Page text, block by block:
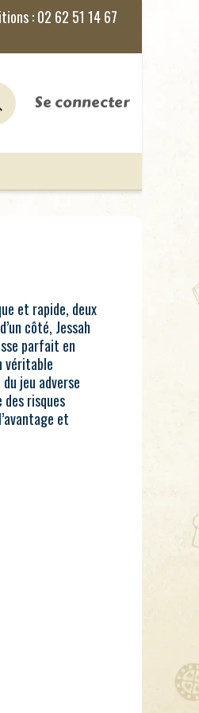
Se connecter
et rapide, deux
côté, Jessah
parfait en
véritable
jeu adverse
risques
et